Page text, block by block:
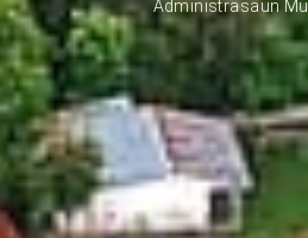
Administrasaun